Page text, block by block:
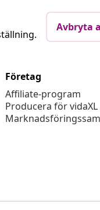
Avbryta
Företag
Affiliate-program
Producera för vidaXL